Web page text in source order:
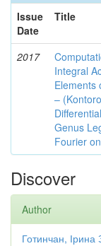
Issue
Date
Title
2017
Integral
Elements
–
Genus
Fourier
Discover
Author
Готинчан, Ірина